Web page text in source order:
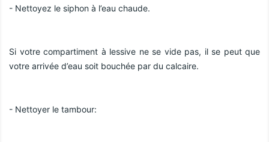
- Nettoyez le siphon à l’eau chaude.
Si votre compartiment à lessive ne se vide pas, il se peut que
votre arrivée d’eau soit bouchée par du calcaire.
- Nettoyer le tambour: